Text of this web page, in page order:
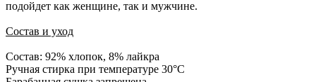
подойдет как женщине, так и мужчине.
Состав и уход
Состав: 92% хлопок, 8% лайкра
Ручная стирка при температуре 30°C